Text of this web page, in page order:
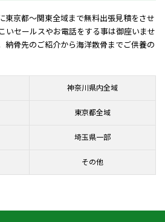
東京都～関東全域まで無料出張見積をさせ
いセールスやお電話をする事は御座いませ
納骨先のご紹介から海洋散骨までご供養の
神奈川県内全域
東京都全域
埼玉県一部
その他